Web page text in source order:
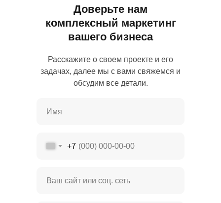
Доверьте нам
комплексный маркетинг
вашего бизнеса
Расскажите о своем проекте и его
задачах, далее мы с вами свяжемся и
обсудим все детали.
+7